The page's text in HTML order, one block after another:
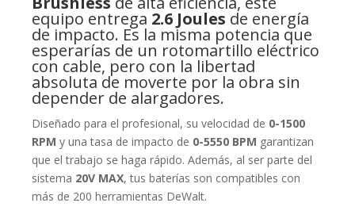
equipo entrega 2.6 Joules de energía
de impacto. Es la misma potencia que
esperarías de un rotomartillo eléctrico
con cable, pero con la libertad
absoluta de moverte por la obra sin
depender de alargadores.
Diseñado para el profesional, su velocidad de 0-1500
RPM y una tasa de impacto de 0-5550 BPM garantizan
que el trabajo se haga rápido. Además, al ser parte del
sistema 20V MAX, tus baterías son compatibles con
más de 200 herramientas DeWalt.